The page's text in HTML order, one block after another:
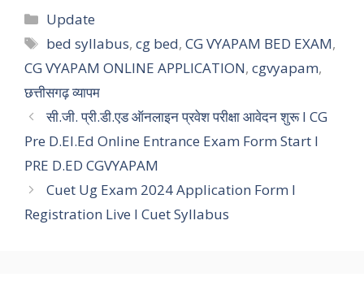
s
A
p
p
gr
a
m
o
o
k
d
s
c
h
at
dI
n
Categories
Update
Tags
bed syllabus,cg bed,CG VYAPAM BED EXAM,
CG VYAPAM ONLINE APPLICATION, cgvyapam,
छत्तीसगढ़ व्यापम
सी.जी. प्री.डी.एड ऑनलाइन प्रवेश परीक्षा आवेदन शुरू I CG
Pre D.El.Ed Online Entrance Exam Form Start I
PRE D.ED CGVYAPAM
Cuet Ug Exam 2024 Application Form I
Registration Live I Cuet Syllabus